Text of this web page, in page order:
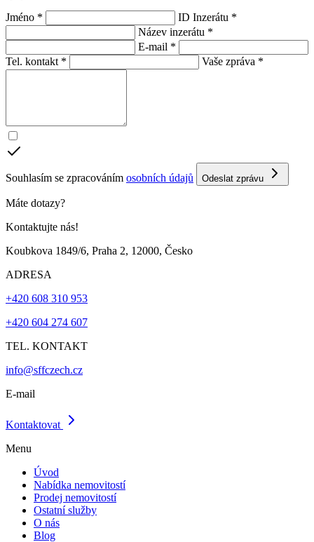
Jméno *
ID Inzerátu *
Název inzerátu *
E-mail *
Tel. kontakt *
Vaše zpráva *
Souhlasím se zpracováním osobních údajů Odeslat zprávu
Máte dotazy?
Kontaktujte nás!
Koubkova 1849/6, Praha 2, 12000, Česko
ADRESA
+420 608 310 953
+420 604 274 607
TEL. KONTAKT
info@sffczech.cz
E-mail
Kontaktovat
Menu
Úvod
Nabídka nemovitostí
Prodej nemovitostí
Ostatní služby
O nás
Blog